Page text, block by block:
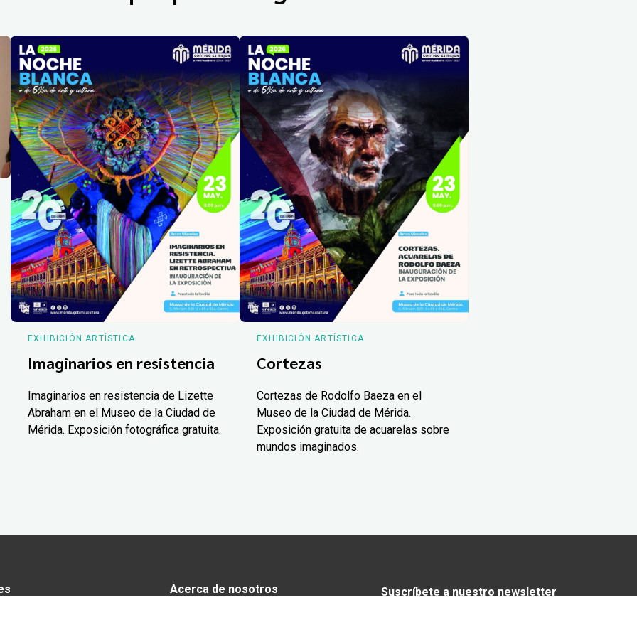
EXHIBICIÓN ARTÍSTICA
Imaginarios en resistencia
Imaginarios en resistencia de Lizette
Abraham en el Museo de la Ciudad de
Mérida. Exposición fotográfica gratuita.
EXHIBICIÓN ARTÍSTICA
Cortezas
Cortezas de Rodolfo Baeza en el
Museo de la Ciudad de Mérida.
Exposición gratuita de acuarelas sobre
mundos imaginados.
Acerca de nosotros
Suscríbete a nuestro newsletter